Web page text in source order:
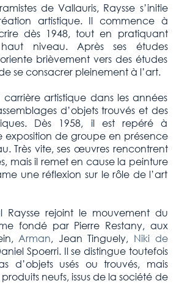
de Vallauris, Raysse s’initie
artistique. Il commence à
dès 1948, tout en pratiquant
niveau. Après ses études
brièvement vers des études
se consacrer pleinement à l’art.
artistique dans les années
d’objets trouvés et des
Dès 1958, il est repéré à
exposition de groupe en présence
Très vite, ses œuvres rencontrent
mais il remet en cause la peinture
une réflexion sur le rôle de l’art
Raysse rejoint le mouvement du
fondé par Pierre Restany, aux
Arman, Jean Tinguely, Niki de
Spoerri. Il se distingue toutefois
d’objets usés ou trouvés, mais
neufs, issus de la société de